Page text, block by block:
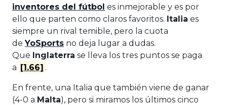
inventores del fútbol es inmejorable y es por
ello que parten como claros favoritos. Italia es
siempre un rival temible, pero la cuota
deYoSports no deja lugar a dudas.
Que Inglaterra se lleva los tres puntos se paga
a [1.66] .
En frente, una Italia que también viene de ganar
(4-0 a Malta), pero si miramos los últimos cinco